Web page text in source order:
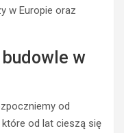
w Europie oraz
w
od
od lat cieszą się